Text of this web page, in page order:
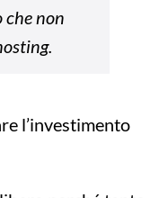
che non
l’investimento